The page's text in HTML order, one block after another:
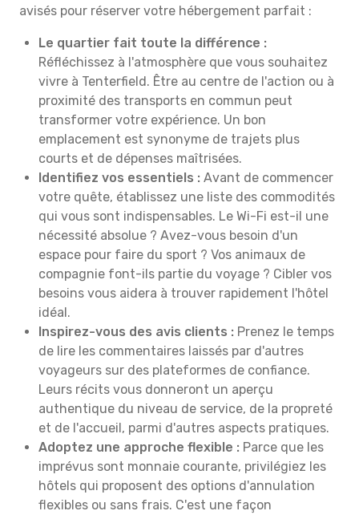
avisés pour réserver votre hébergement parfait :
Le quartier fait toute la différence :
Réfléchissez à l'atmosphère que vous souhaitez
vivre à Tenterfield. Être au centre de l'action ou à
proximité des transports en commun peut
transformer votre expérience. Un bon
emplacement est synonyme de trajets plus
courts et de dépenses maîtrisées.
Identifiez vos essentiels : Avant de commencer
votre quête, établissez une liste des commodités
qui vous sont indispensables. Le Wi-Fi est-il une
nécessité absolue ? Avez-vous besoin d'un
espace pour faire du sport ? Vos animaux de
compagnie font-ils partie du voyage ? Cibler vos
besoins vous aidera à trouver rapidement l'hôtel
idéal.
Inspirez-vous des avis clients : Prenez le temps
de lire les commentaires laissés par d'autres
voyageurs sur des plateformes de confiance.
Leurs récits vous donneront un aperçu
authentique du niveau de service, de la propreté
et de l'accueil, parmi d'autres aspects pratiques.
Adoptez une approche flexible : Parce que les
imprévus sont monnaie courante, privilégiez les
hôtels qui proposent des options d'annulation
flexibles ou sans frais. C'est une façon